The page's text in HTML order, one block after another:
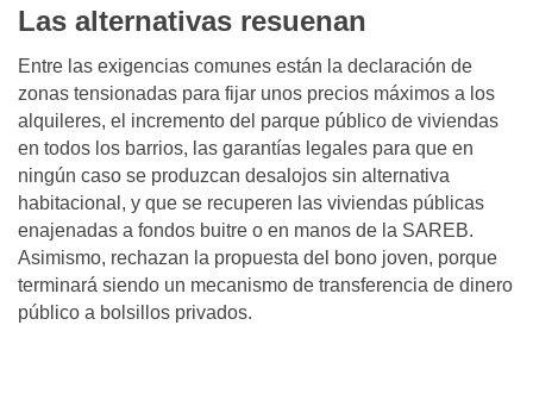
Las alternativas resuenan
Entre las exigencias comunes están la declaración de
zonas tensionadas para fijar unos precios máximos a los
alquileres, el incremento del parque público de viviendas
en todos los barrios, las garantías legales para que en
ningún caso se produzcan desalojos sin alternativa
habitacional, y que se recuperen las viviendas públicas
enajenadas a fondos buitre o en manos de la SAREB.
Asimismo, rechazan la propuesta del bono joven, porque
terminará siendo un mecanismo de transferencia de dinero
público a bolsillos privados.